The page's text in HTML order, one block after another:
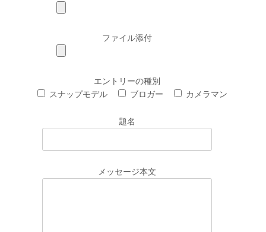
ファイル添付
エントリーの種別
スナップモデル
ブロガー カメラマン
題名
メッセージ本文